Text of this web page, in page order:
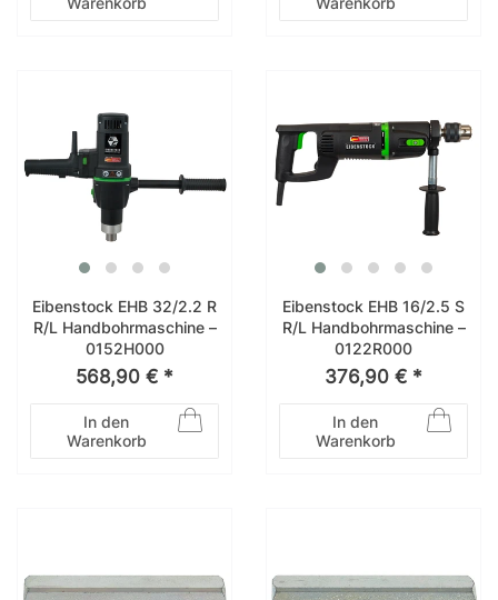
Eibenstock EHB 32/2.2 R
R/L Handbohrmaschine –
0152H000
568,90 € *
In den
Warenkorb
Eibenstock EHB 16/2.5 S
R/L Handbohrmaschine –
0122R000
376,90 € *
In den
Warenkorb